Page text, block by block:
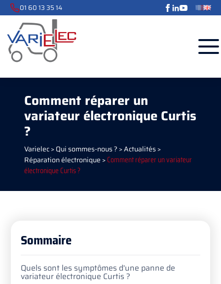
01 60 13 35 14
Comment réparer un
variateur électronique Curtis
?
Varielec>Qui sommes-nous ? >Actualités>
Réparation électronique >Comment réparer un variateur
électronique Curtis ?
Sommaire
Quels sont les symptômes d'une panne de
variateur électronique Curtis ?